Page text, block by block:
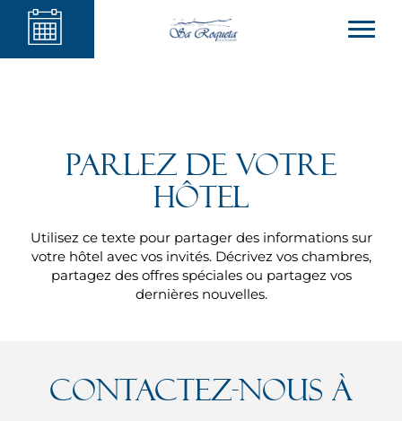
Parlez de votre
hôtel
Utilisez ce texte pour partager des informations sur
votre hôtel avec vos invités. Décrivez vos chambres,
partagez des offres spéciales ou partagez vos
dernières nouvelles.
Contactez-nous à